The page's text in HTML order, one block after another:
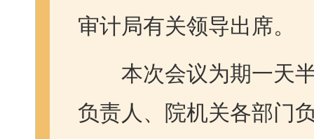
审计局有关领导出席。
本次会议为期一天半
负责人、院机关各部门